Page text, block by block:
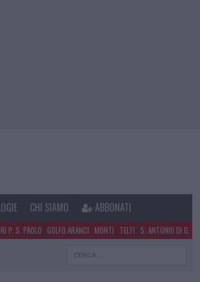
CHI SIAMO ABBONATI
P. S. PAOLO GOLFO ARANCI MONTI TELTI S. ANTONIO DI G.